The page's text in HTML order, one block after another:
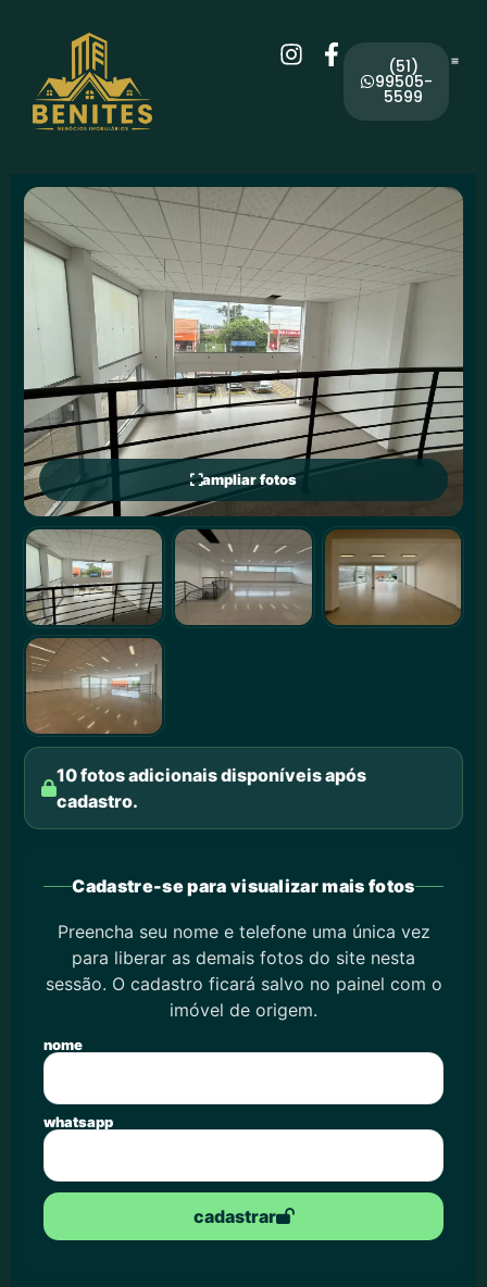
(51)
99505-
5599
ampliar fotos
10 fotos adicionais disponíveis após
cadastro.
Cadastre-se para visualizar mais fotos
Preencha seu nome e telefone uma única vez
para liberar as demais fotos do site nesta
sessão. O cadastro ficará salvo no painel com o
imóvel de origem.
nome
whatsapp
cadastrar